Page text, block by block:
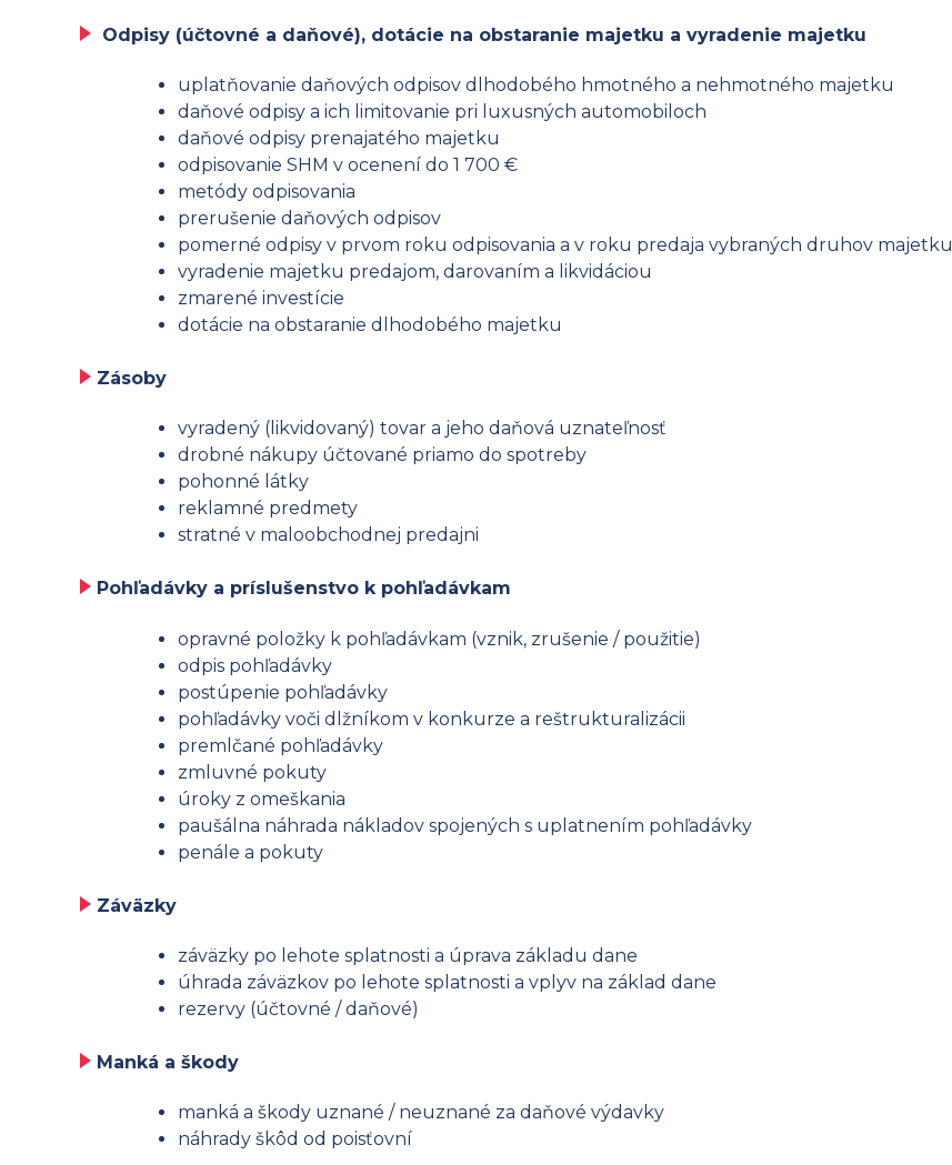
Odpisy (účtovné a daňové), dotácie na obstaranie majetku a vyradenie majetku
uplatňovanie daňových odpisov dlhodobého hmotného a nehmotného majetku
daňové odpisy a ich limitovanie pri luxusných automobiloch
daňové odpisy prenajatého majetku
odpisovanie SHM v ocenení do 1 700 €
metódy odpisovania
prerušenie daňových odpisov
pomerné odpisy v prvom roku odpisovania a v roku predaja vybraných druhov majetku
vyradenie majetku predajom, darovaním a likvidáciou
zmarené investície
dotácie na obstaranie dlhodobého majetku
Zásoby
vyradený (likvidovaný) tovar a jeho daňová uznateľnosť
drobné nákupy účtované priamo do spotreby
pohonné látky
reklamné predmety
stratné v maloobchodnej predajni
Pohľadávky a príslušenstvo k pohľadávkam
opravné položky k pohľadávkam (vznik, zrušenie / použitie)
odpis pohľadávky
postúpenie pohľadávky
pohľadávky voči dlžníkom v konkurze a reštrukturalizácii
premlčané pohľadávky
zmluvné pokuty
úroky z omeškania
paušálna náhrada nákladov spojených s uplatnením pohľadávky
penále a pokuty
Záväzky
záväzky po lehote splatnosti a úprava základu dane
úhrada záväzkov po lehote splatnosti a vplyv na základ dane
rezervy (účtovné / daňové)
Manká a škody
manká a škody uznané / neuznané za daňové výdavky
náhrady škôd od poisťovní